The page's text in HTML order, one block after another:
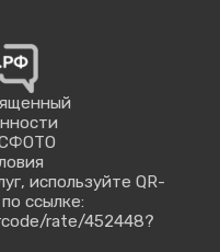
используйте QR-
ссылке:
rate/452448?